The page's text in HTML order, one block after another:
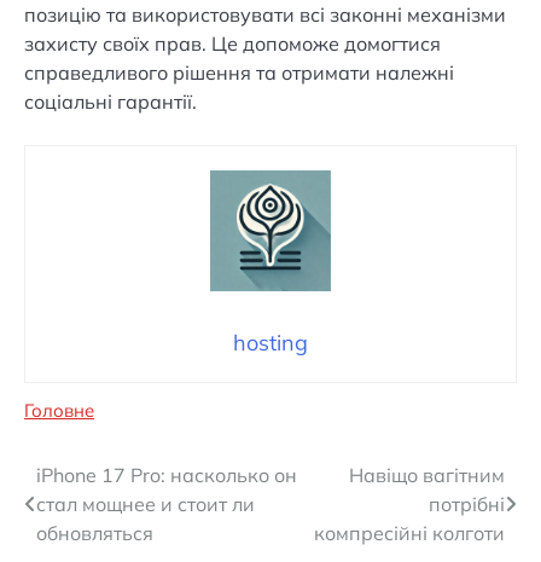
позицію та використовувати всі законні механізми
захисту своїх прав. Це допоможе домогтися
справедливого рішення та отримати належні
соціальні гарантії.
hosting
Головне
Навігація
записів
iPhone 17 Pro: насколько он
стал мощнее и стоит ли
обновляться
Навіщо вагітним
потрібні
компресійні колготи